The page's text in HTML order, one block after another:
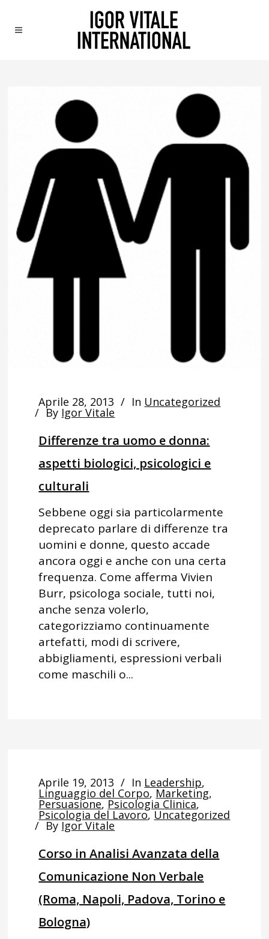
Aprile 28, 2013 In Uncategorized
By Igor Vitale
Differenze tra uomo e donna:
aspetti biologici, psicologici e
culturali
Sebbene oggi sia particolarmente
deprecato parlare di differenze tra
uomini e donne, questo accade
ancora oggi e anche con una certa
frequenza. Come afferma Vivien
Burr, psicologa sociale, tutti noi,
anche senza volerlo,
categorizziamo continuamente
artefatti, modi di scrivere,
abbigliamenti, espressioni verbali
come maschili o...
Aprile 19, 2013 In Leadership,
Linguaggio del Corpo, Marketing,
Persuasione, Psicologia Clinica,
Psicologia del Lavoro, Uncategorized
By Igor Vitale
Corso in Analisi Avanzata della
Comunicazione Non Verbale
(Roma, Napoli, Padova, Torino e
Bologna)